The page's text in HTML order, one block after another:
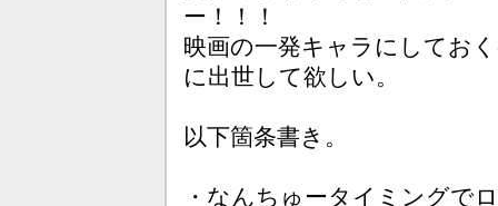
ー！！！
映画の一発キャラにしてお
に出世して欲しい。
以下箇条書き。
・なんちゅータイミングで